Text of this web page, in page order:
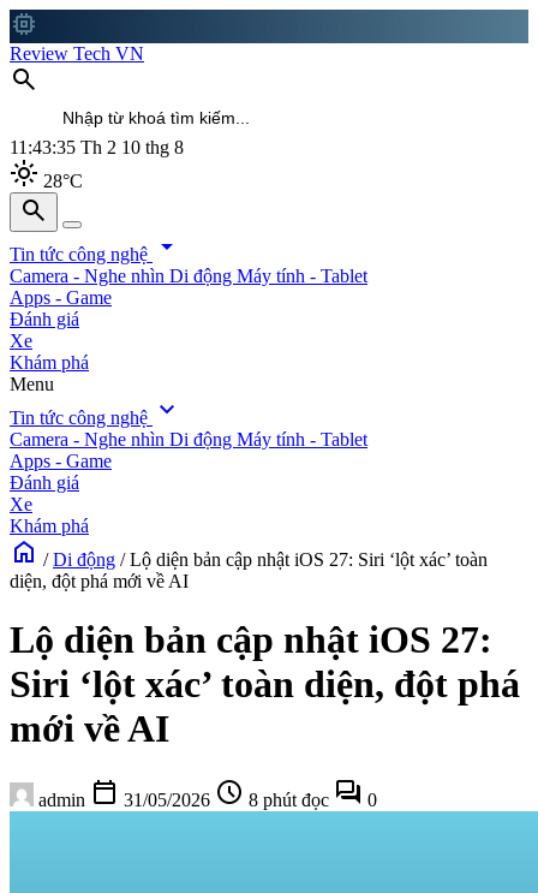
memory
Review Tech VN
search
11:43:36 Th 2 10 thg 8
light_mode 28°C
search
search
Tin tức công nghệ arrow_drop_down
Camera - Nghe nhìn Di động Máy tính - Tablet
Apps - Game
Đánh giá
Xe
Khám phá
Menu
Tin tức công nghệ expand_more
Camera - Nghe nhìn Di động Máy tính - Tablet
Apps - Game
Đánh giá
Xe
Khám phá
home / Di động / Lộ diện bản cập nhật iOS 27: Siri ‘lột xác’ toàn
diện, đột phá mới về AI
Lộ diện bản cập nhật iOS 27:
Siri ‘lột xác’ toàn diện, đột phá
mới về AI
admin calendar_today 31/05/2026 schedule 8 phút đọc forum 0